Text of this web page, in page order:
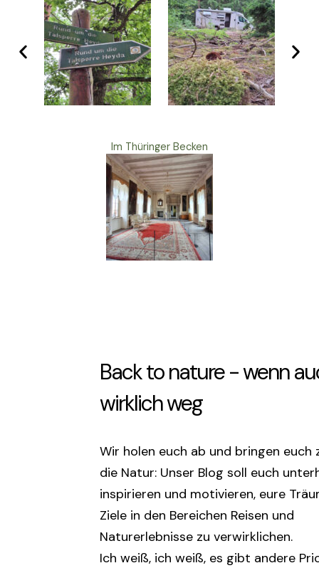
Im Thüringer Becken
Back to nature - wenn
wirklich weg
Wir holen euch ab und bringen euch
die Natur: Unser Blog soll euch
inspirieren und motivieren, eure
Ziele in den Bereichen Reisen und
Naturerlebnisse zu verwirklichen.
Ich weiß, ich weiß, es gibt andere